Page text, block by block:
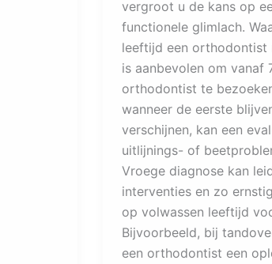
vergroot u de kans op
functionele glimlach.
leeftijd een orthodontist
is aanbevolen om vanaf
orthodontist te
wanneer de eerste
verschijnen, kan een
uitlijnings- of
Vroege diagnose kan
interventies en zo
op volwassen leeftijd
Bijvoorbeeld, bij
een orthodontist een